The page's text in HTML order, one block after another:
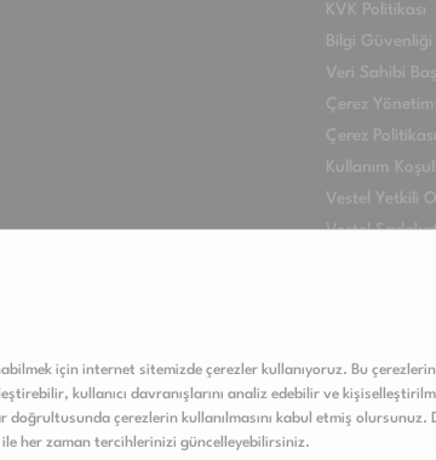
KVK Politikası
Bilgi Güvenliği
Veri Sahibi
Çerez Yönetimi
Çerez Politikası
Kullanım
Vestel Yetkili
Vestel
Copyright © 2020
için internet sitemizde çerezler kullanıyoruz. Bu
kullanıcı davranışlarını analiz edebilir ve
doğrultusunda çerezlerin kullanılmasını kabul etmiş olursunuz.
her zaman tercihlerinizi güncelleyebilirsiniz.